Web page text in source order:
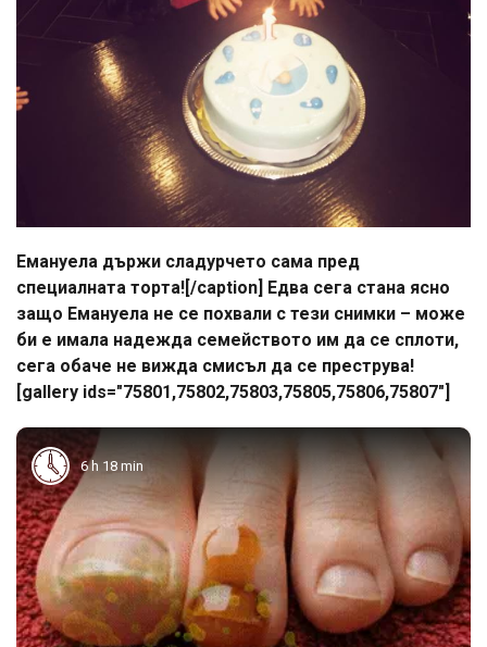
Емануела държи сладурчето сама пред
специалната торта![/caption] Едва сега стана ясно
защо Емануела не се похвали с тези снимки – може
би е имала надежда семейството им да се сплоти,
сега обаче не вижда смисъл да се преструва!
[gallery ids="75801,75802,75803,75805,75806,75807"]
6 h 18 min